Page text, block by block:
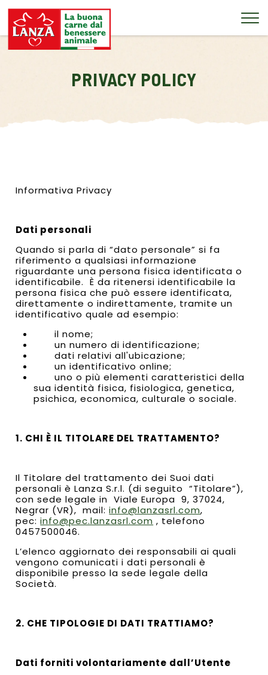
PRIVACY POLICY
Informativa Privacy
Dati personali
Quando si parla di “dato personale” si fa
riferimento a qualsiasi informazione
riguardante una persona fisica identificata o
identificabile. È da ritenersi identificabile la
persona fisica che può essere identificata,
direttamente o indirettamente, tramite un
identificativo quale ad esempio:
il nome;
un numero di identificazione;
dati relativi all'ubicazione;
un identificativo online;
uno o più elementi caratteristici della
sua identità fisica, fisiologica, genetica,
psichica, economica, culturale o sociale.
1. CHI È IL TITOLARE DEL TRATTAMENTO?
Il Titolare del trattamento dei Suoi dati
personali è Lanza S.r.l. (di seguito “Titolare”),
con sede legale in Viale Europa 9, 37024,
Negrar (VR), mail:info@lanzasrl.com,
pec:info@pec.lanzasrl.com , telefono
0457500046.
L’elenco aggiornato dei responsabili ai quali
vengono comunicati i dati personali è
disponibile presso la sede legale della
Società.
2. CHE TIPOLOGIE DI DATI TRATTIAMO?
Dati forniti volontariamente dall’Utente